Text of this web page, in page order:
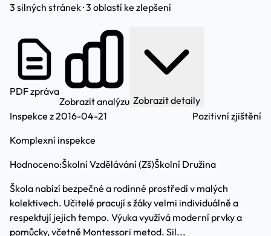
3 silných stránek · 3 oblastí ke zlepšení
PDF zpráva
Zobrazit analýzu Zobrazit detaily
Inspekce z 2016-04-21
Komplexní inspekce
Pozitivní zjištění
Hodnoceno:Školní Vzdělávání (Zš)Školní Družina
Škola nabízí bezpečné a rodinné prostředí v malých
kolektivech. Učitelé pracují s žáky velmi individuálně a
respektují jejich tempo. Výuka využívá moderní prvky a
pomůcky, včetně Montessori metod. Sil...